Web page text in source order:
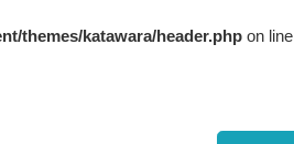
themes/katawara/header.php on line